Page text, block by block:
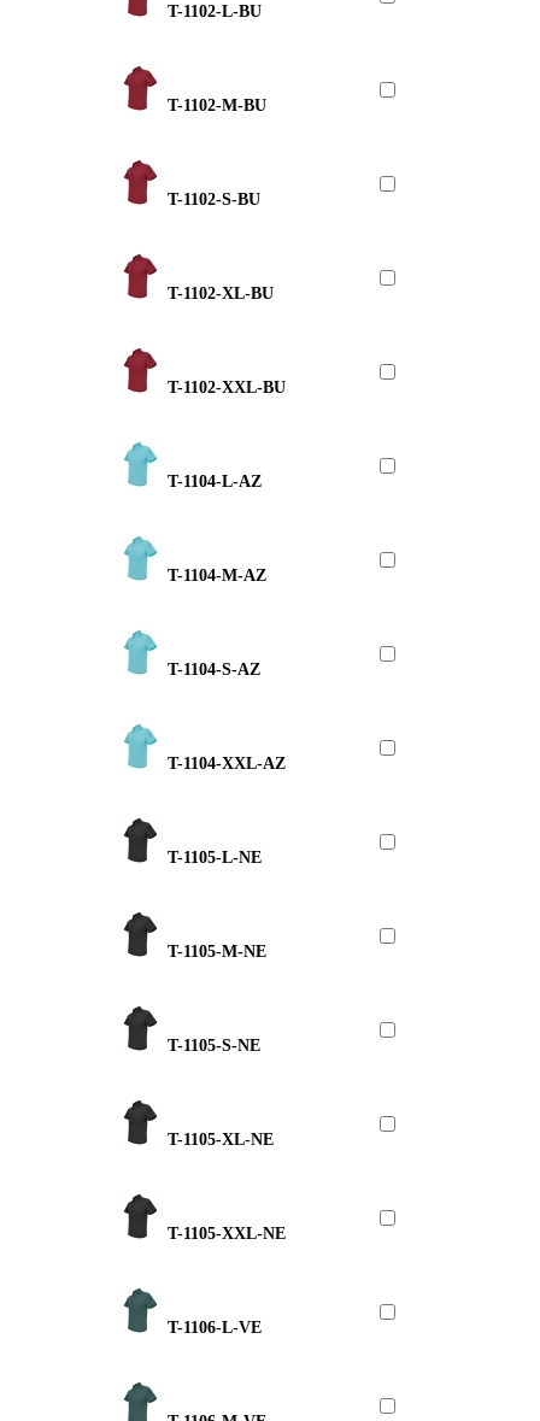
T-1102-L-BU
T-1102-M-BU
T-1102-S-BU
T-1102-XL-BU
T-1102-XXL-BU
T-1104-L-AZ
T-1104-M-AZ
T-1104-S-AZ
T-1104-XXL-AZ
T-1105-L-NE
T-1105-M-NE
T-1105-S-NE
T-1105-XL-NE
T-1105-XXL-NE
T-1106-L-VE